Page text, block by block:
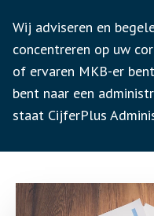
Wij adviseren en
concentreren op uw
of ervaren MKB-er
bent naar een
staat CijferPlus